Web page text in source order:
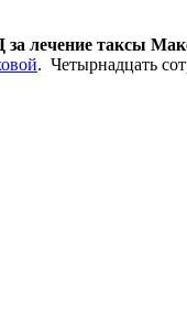
лечение таксы
. Четырнадцать